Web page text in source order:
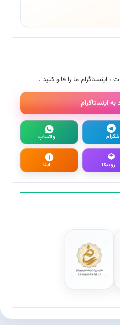
اینستاگرام ما را فالو کنید .
به اینستاگرام
تلگرام واتساپ
روبیکا ایتا